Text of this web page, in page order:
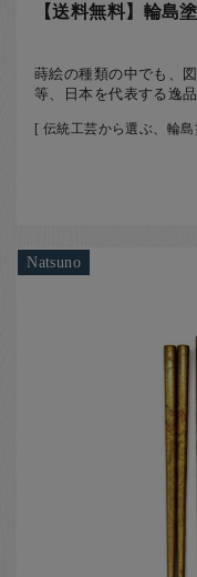
【送料無料】輪
蒔絵の種類の中でも、
等、日本を代表する逸品
[ 伝統工芸から選ぶ、輪
Natsuno